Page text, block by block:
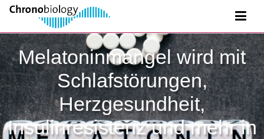
Melatoninmangel wird mit
Schlafstörungen,
Herzgesundheit,
Insulinresistenz und mehr in